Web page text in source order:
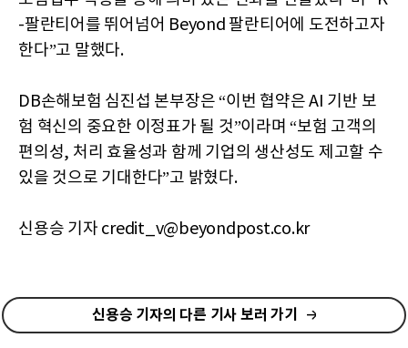
-팔란티어를 뛰어넘어 Beyond 팔란티어에 도전하고자
한다”고 말했다.
DB손해보험 심진섭 본부장은 “이번 협약은 AI 기반 보
험 혁신의 중요한 이정표가 될 것”이라며 “보험 고객의
편의성, 처리 효율성과 함께 기업의 생산성도 제고할 수
있을 것으로 기대한다”고 밝혔다.
신용승 기자 credit_v@beyondpost.co.kr
신용승 기자의 다른 기사 보러 가기